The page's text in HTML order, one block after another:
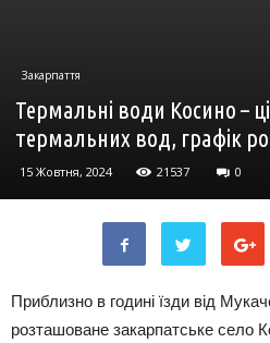
Закарпаття
Термальні води Косино –
термальних вод, графік
15 Жовтня, 2024 21537 0
Приблизно в годині їзди від
розташоване закарпатське село